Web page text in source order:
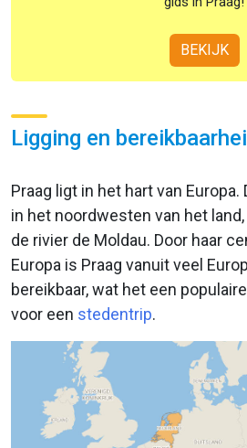
BEKIJK
Ligging en
Praag ligt in het hart van
in het noordwesten van het
de rivier de Moldau. Door haar
Europa is Praag vanuit veel
bereikbaar, wat het een
voor een stedentrip.